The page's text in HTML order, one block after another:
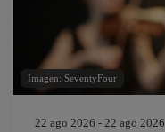
Imagen: SeventyFour
22 ago 2026 - 22 ago 2026